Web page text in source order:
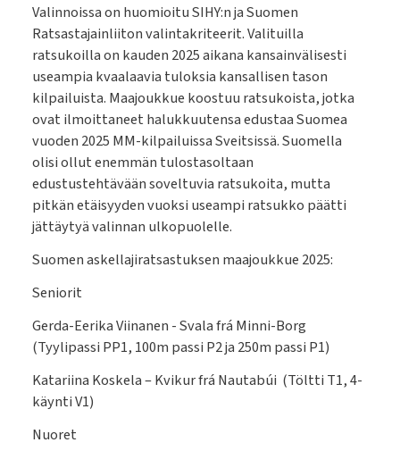
Valinnoissa on huomioitu SIHY:n ja Suomen
Ratsastajainliiton valintakriteerit. Valituilla
ratsukoilla on kauden 2025 aikana kansainvälisesti
useampia kvaalaavia tuloksia kansallisen tason
kilpailuista. Maajoukkue koostuu ratsukoista, jotka
ovat ilmoittaneet halukkuutensa edustaa Suomea
vuoden 2025 MM-kilpailuissa Sveitsissä. Suomella
olisi ollut enemmän tulostasoltaan
edustustehtävään soveltuvia ratsukoita, mutta
pitkän etäisyyden vuoksi useampi ratsukko päätti
jättäytyä valinnan ulkopuolelle.
Suomen askellajiratsastuksen maajoukkue 2025:
Seniorit
Gerda-Eerika Viinanen - Svala frá Minni-Borg
(Tyylipassi PP1, 100m passi P2 ja 250m passi P1)
Katariina Koskela – Kvikur frá Nautabúi (Töltti T1, 4-
käynti V1)
Nuoret